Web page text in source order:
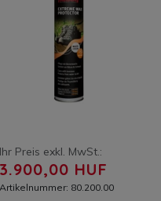
Ihr Preis exkl. MwSt.:
3.900,00 HUF
Artikelnummer: 80.200.00